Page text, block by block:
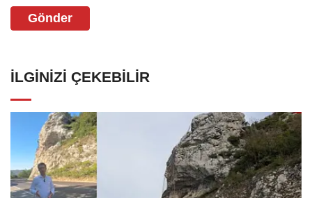
Gönder
İLGINIZI ÇEKEBILIR